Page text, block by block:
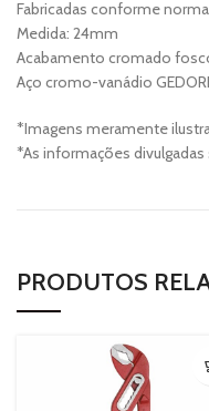
Fabricadas conforme
Medida: 24mm
Acabamento cromado
Aço cromo-vanádio
*Imagens meramente
*As informações
PRODUTOS